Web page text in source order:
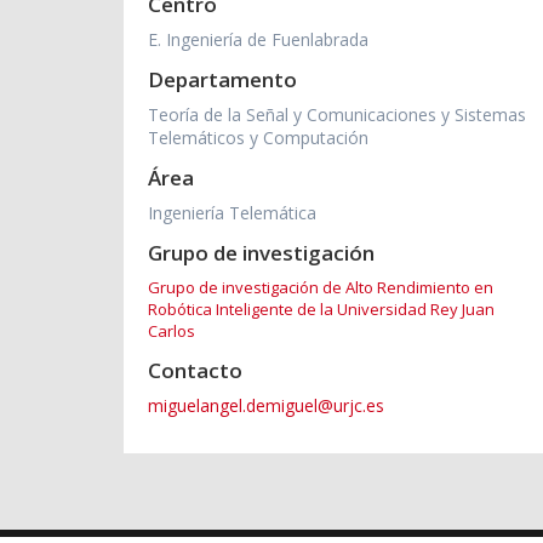
E. Ingeniería de Fuenlabrada
Departamento
Teoría de la Señal y Comunicaciones y Sistemas
Telemáticos y Computación
Área
Ingeniería Telemática
Grupo de investigación
Grupo de investigación de Alto Rendimiento en
Robótica Inteligente de la Universidad Rey Juan
Carlos
Contacto
miguelangel.demiguel@urjc.es